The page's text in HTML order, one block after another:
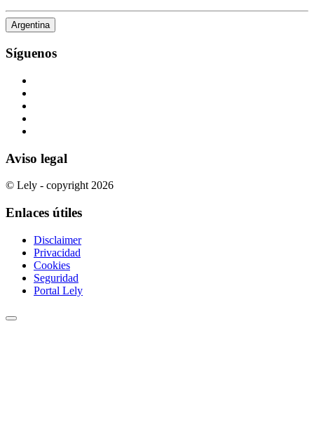
Argentina
Síguenos
Aviso legal
© Lely - copyright 2026
Enlaces útiles
Disclaimer
Privacidad
Cookies
Seguridad
Portal Lely